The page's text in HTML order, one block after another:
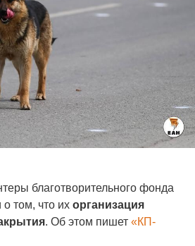
благотворительного фонда
о том, что их организация
. Об этом пишет «КП-